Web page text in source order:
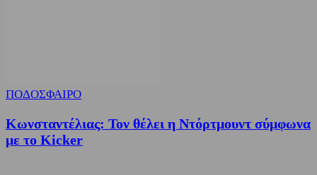
ΠΟΔΟΣΦΑΙΡΟ
Κωνσταντέλιας: Τον θέλει η Ντόρτμουντ σύμφωνα
με το Kicker